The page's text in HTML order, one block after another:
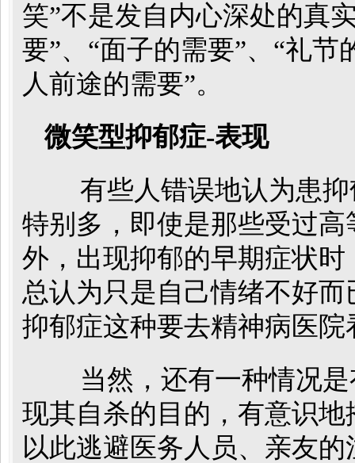
笑”不是发自内心深处的真
要”、“面子的需要”、“礼节
人前途的需要”。
微笑型抑郁症-表现
有些人错误地认为患抑
特别多，即使是那些受过
外，出现抑郁的早期症状
总认为只是自己情绪不好
抑郁症这种要去精神病医院
当然，还有一种情况是
现其自杀的目的，有意识
以此逃避医务人员、亲友